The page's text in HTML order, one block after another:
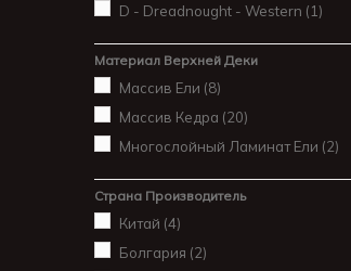
D - Dreadnought - Western (1)
Материал Верхней Деки
Массив Ели (8)
Массив Кедра (20)
Многослойный Ламинат Ели (2)
Страна Производитель
Китай (4)
Болгария (2)